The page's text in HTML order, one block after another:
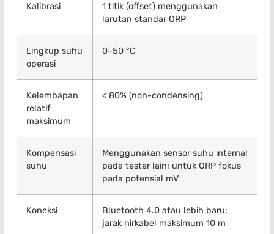
Kalibrasi
1 titik (offset) menggunakan
larutan standar ORP
Lingkup suhu
operasi
0–50 °C
Kelembapan
relatif
maksimum
< 80% (non-condensing)
Kompensasi
suhu
Menggunakan sensor suhu internal
pada tester lain; untuk ORP fokus
pada potensial mV
Koneksi
Bluetooth 4.0 atau lebih baru;
jarak nirkabel maksimum 10 m